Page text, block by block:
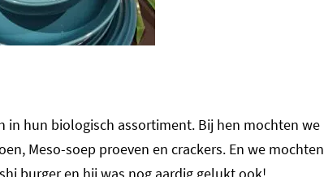
in hun biologisch assortiment. Bij hen mochten we
Meso-soep proeven en crackers. En we mochten
burger en hij was nog aardig gelukt ook!